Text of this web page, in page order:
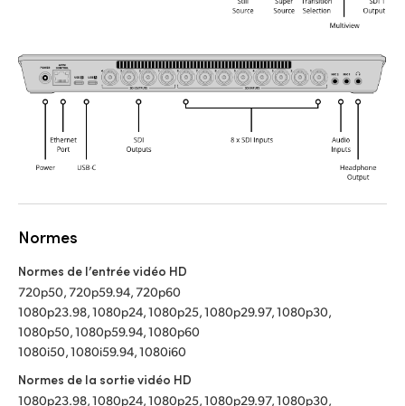
Normes
Normes de l’entrée vidéo HD
720p50, 720p59.94, 720p60
1080p23.98, 1080p24, 1080p25, 1080p29.97, 1080p30,
1080p50, 1080p59.94, 1080p60
1080i50, 1080i59.94, 1080i60
Normes de la sortie vidéo HD
1080p23.98, 1080p24, 1080p25, 1080p29.97, 1080p30,